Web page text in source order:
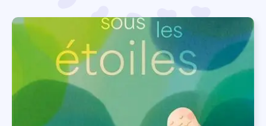
LITTÉRATURE JEUNESSE , PARLONS ALBUMS